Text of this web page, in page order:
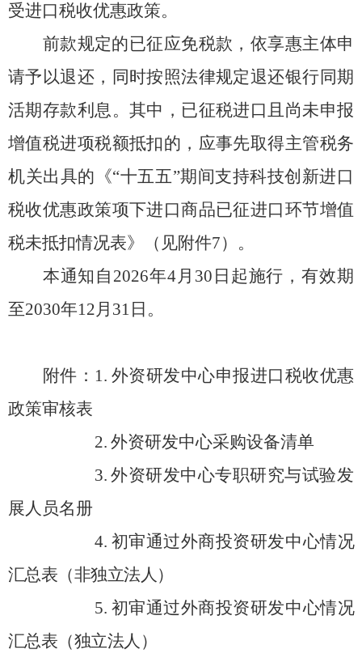
受进口税收优惠政策。
前款规定的已征应免税款，依享惠主体申
请予以退还，同时按照法律规定退还银行同期
活期存款利息。其中，已征税进口且尚未申报
增值税进项税额抵扣的，应事先取得主管税务
机关出具的《“十五五”期间支持科技创新进口
税收优惠政策项下进口商品已征进口环节增值
税未抵扣情况表》
（见附件7） 。
本通知自 2026年4月 30 日起施行，有效期
至2030年12月 31 日。
附件： 1. 外资研发中心申报进口税收优惠
政策审核表
2. 外资研发中心采购设备清单
3. 外资研发中心专职研究与试验发
展人员名册
4. 初审通过外商投资研发中心情况
汇总表（非独立法人）
5. 初审通过外商投资研发中心情况
汇总表（独立法人）